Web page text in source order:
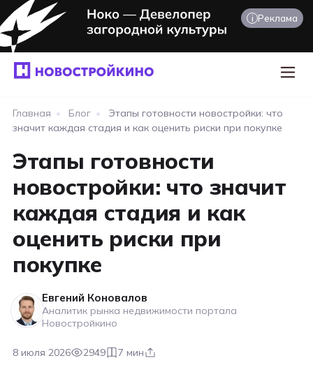
i Реклама
Главная • Блог •
Этапы готовности новостройки: что
значит каждая стадия и как оценить риски при покупке
Этапы готовности
новостройки: что значит
каждая стадия и как
оценить риски при
покупке
Евгений Коновалов
Аналитик рынка недвижимости портала
Новостройкино
8 июля 2026 2949 7 мин